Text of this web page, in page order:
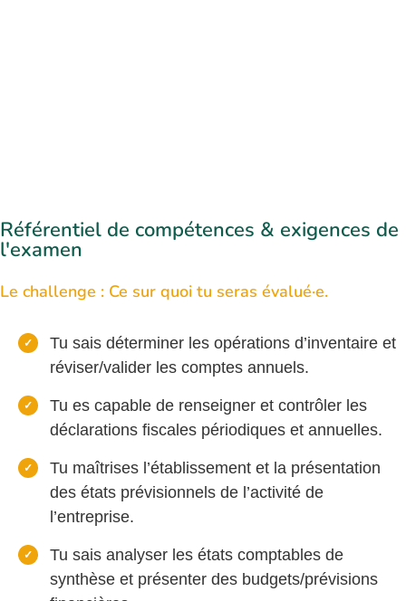
Référentiel de compétences & exigences de
l'examen
Le challenge : Ce sur quoi tu seras évalué·e.
Tu sais déterminer les opérations d’inventaire et
réviser/valider les comptes annuels.
Tu es capable de renseigner et contrôler les
déclarations fiscales périodiques et annuelles.
Tu maîtrises l’établissement et la présentation
des états prévisionnels de l’activité de
l’entreprise.
Tu sais analyser les états comptables de
synthèse et présenter des budgets/prévisions